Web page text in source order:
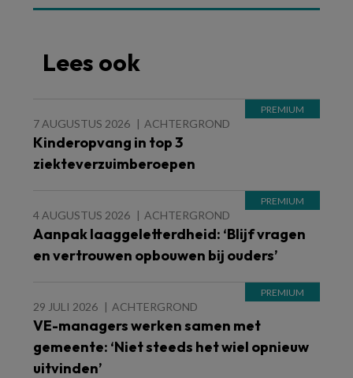
Lees ook
7 AUGUSTUS 2026 ACHTERGROND
Kinderopvang in top 3
ziekteverzuimberoepen
4 AUGUSTUS 2026 ACHTERGROND
Aanpak laaggeletterdheid: ‘Blijf vragen
en vertrouwen opbouwen bij ouders’
29 JULI 2026 ACHTERGROND
VE-managers werken samen met
gemeente: ‘Niet steeds het wiel opnieuw
uitvinden’